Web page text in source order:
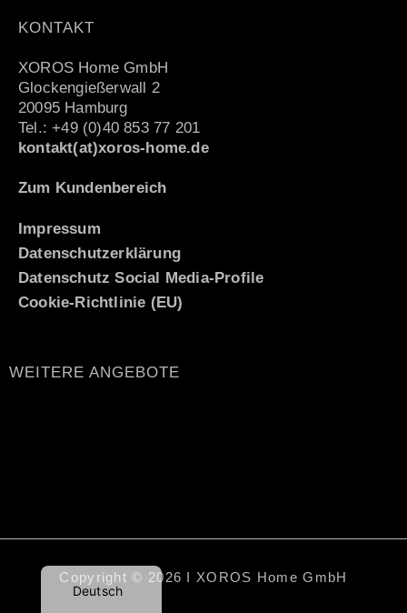
KONTAKT
XOROS Home GmbH
Glockengießerwall 2
20095 Hamburg
Tel.: +49 (0)40 853 77 201
kontakt(at)xoros-home.de
Zum Kundenbereich
Impressum
Datenschutzerklärung
Datenschutz Social Media-Profile
Cookie-Richtlinie (EU)
WEITERE ANGEBOTE
Copyright © 2026 I XOROS Home GmbH
Deutsch